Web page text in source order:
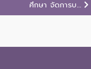
ศึกษา จัดการบ...